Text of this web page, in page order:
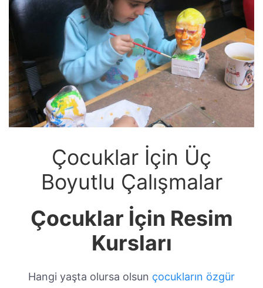
Çocuklar İçin Üç
Boyutlu Çalışmalar
Çocuklar İçin Resim
Kursları
Hangi yaşta olursa olsun çocukların özgür